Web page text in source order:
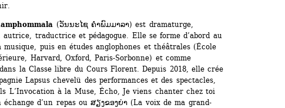
(ວັນນະໄຊ ຄຳພົມມາລາ) est dramaturge,
autrice, traductrice et pédagogue. Elle se forme d’abord au
puis en études anglophones et théâtrales (École
Harvard, Oxford, Paris-Sorbonne) et comme
la Classe libre du Cours Florent. Depuis 2018, elle crée
Lapsus chevelü des performances et des spectacles,
L’Invocation à la Muse, Écho, Je viens chanter chez toi
d’un repas ou ສຽງຂອງຍ່າ (La voix de ma grand-